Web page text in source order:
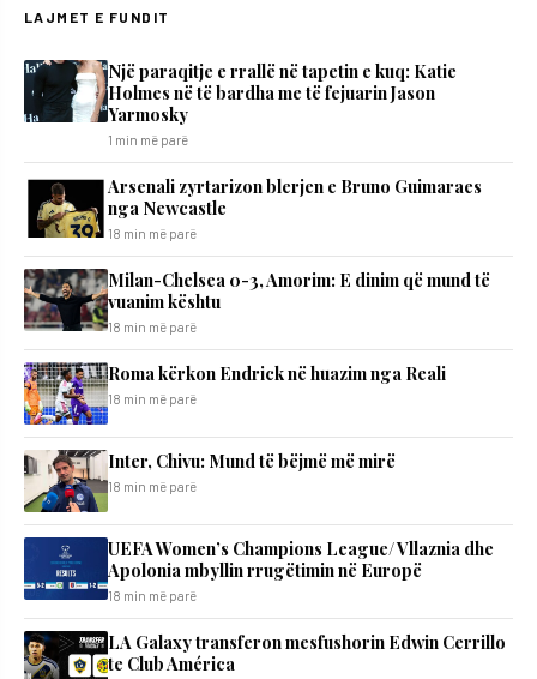
LAJMET E FUNDIT
Një paraqitje e rrallë në tapetin e kuq: Katie
Holmes në të bardha me të fejuarin Jason
Yarmosky
1 min më parë
Arsenali zyrtarizon blerjen e Bruno Guimaraes
nga Newcastle
18 min më parë
Milan-Chelsea 0-3, Amorim: E dinim që mund të
vuanim kështu
18 min më parë
Roma kërkon Endrick në huazim nga Reali
18 min më parë
Inter, Chivu: Mund të bëjmë më mirë
18 min më parë
UEFA Women’s Champions League/ Vllaznia dhe
Apolonia mbyllin rrugëtimin në Europë
18 min më parë
LA Galaxy transferon mesfushorin Edwin Cerrillo
te Club América